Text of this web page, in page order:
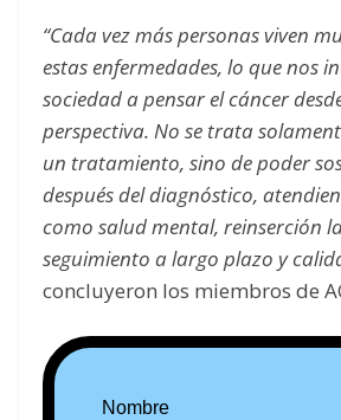
“Cada vez más personas viven
estas enfermedades, lo que nos
sociedad a pensar el cáncer
perspectiva. No se trata
un tratamiento, sino de poder
después del diagnóstico,
como salud mental, reinserción
seguimiento a largo plazo y
concluyeron los miembros de
Nombre